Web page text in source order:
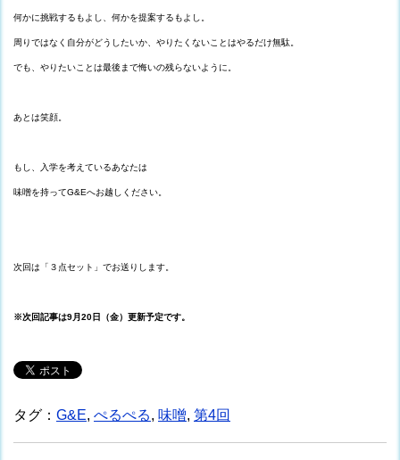
何かに挑戦するもよし、何かを提案するもよし。
周りではなく自分がどうしたいか、やりたくないことはやるだけ無駄。
でも、やりたいことは最後まで悔いの残らないように。
あとは笑顔。
もし、入学を考えているあなたは
味噌を持ってG&Eへお越しください。
次回は「３点セット」でお送りします。
※次回記事は9月20日（金）更新予定です。
タグ： G&E, ぺるぺる, 味噌, 第4回